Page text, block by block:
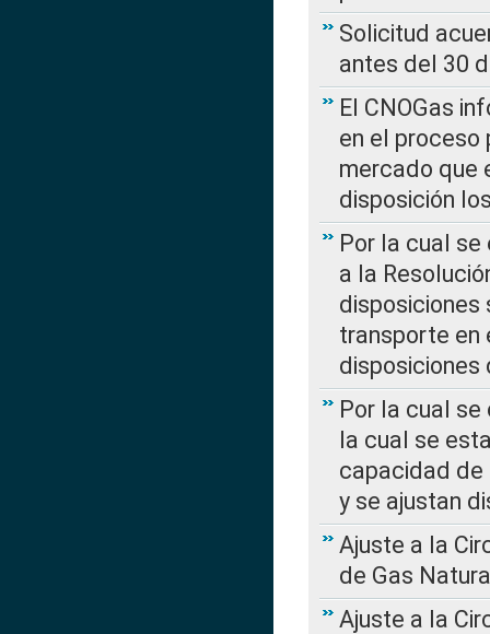
Solicitud
antes del 30
El CNOGas
en el
mercado que
disposición
Por la cual se
a la
disposiciones
transporte en
disposiciones
Por la cual se
la cual se
capacidad de
y se ajustan
Ajuste a la
de Gas
Ajuste a la